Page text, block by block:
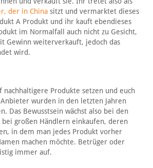
der in Chinasitzt und vermarktet dieses
A Produkt und ihr kauft ebendieses
im Normalfall auch nicht zu Gesicht,
Gewinn weiterverkauft, jedoch das
wird.
Produkte setzen und euch
wurden in den letzten Jahren
Das Bewusstsein wächst also bei den
großen Händlern einkaufen, deren
in dem man jedes Produkt vorher
machen möchte. Betrüger oder
immer auf.